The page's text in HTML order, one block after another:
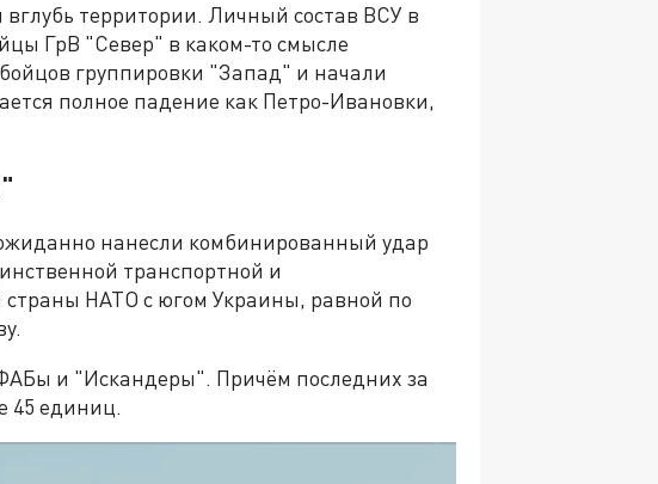
территории. Личный состав ВСУ в
ГрВ "Север" в каком-то смысле
группировки "Запад" и начали
полное падение как Петро-Ивановки,
нанесли комбинированный удар
транспортной и
НАТО с югом Украины, равной по
и "Искандеры". Причём последних за
45 единиц.